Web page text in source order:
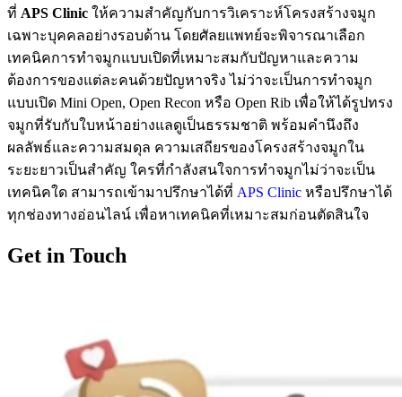
ที่ APS Clinic ให้ความสำคัญกับการวิเคราะห์โครงสร้างจมูก
เฉพาะบุคคลอย่างรอบด้าน โดยศัลยแพทย์จะพิจารณาเลือก
เทคนิคการทำจมูกแบบเปิดที่เหมาะสมกับปัญหาและความ
ต้องการของแต่ละคนด้วยปัญหาจริง ไม่ว่าจะเป็นการทำจมูก
แบบเปิด Mini Open, Open Recon หรือ Open Rib เพื่อให้ได้รูปทรง
จมูกที่รับกับใบหน้าอย่างแลดูเป็นธรรมชาติ พร้อมคำนึงถึง
ผลลัพธ์และความสมดุล ความเสถียรของโครงสร้างจมูกใน
ระยะยาวเป็นสำคัญ ใครที่กำลังสนใจการทำจมูกไม่ว่าจะเป็น
เทคนิคใด สามารถเข้ามาปรึกษาได้ที่ APS Clinic หรือปรึกษาได้
ทุกช่องทางอ่อนไลน์ เพื่อหาเทคนิคที่เหมาะสมก่อนตัดสินใจ
Get in Touch